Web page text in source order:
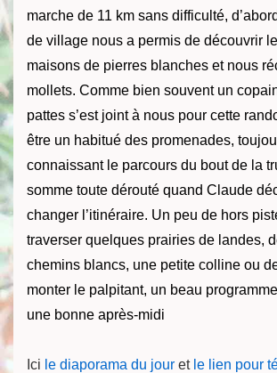
marche de 11 km sans difficulté,
de village nous a permis de découvrir
maisons de pierres blanches et nous
mollets. Comme bien souvent un
pattes s’est joint à nous pour cette
être un habitué des promenades,
connaissant le parcours du bout de la
somme toute dérouté quand Claude
changer l’itinéraire. Un peu de hors
traverser quelques prairies de landes,
chemins blancs, une petite colline ou
monter le palpitant, un beau
une bonne après-midi
Ici le diaporama du jour et le lien pour